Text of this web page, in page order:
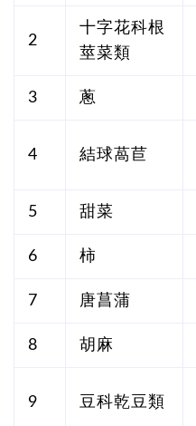
2
十字花科根
莖菜類
3 蔥
4 結球萵苣
5 甜菜
6 柿
7 唐菖蒲
8 胡麻
9 豆科乾豆類